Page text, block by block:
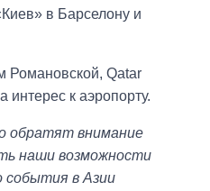
в Барселону и
Романовской, Qatar
интерес к аэропорту.
обратят внимание
наши возможности
события в Азии